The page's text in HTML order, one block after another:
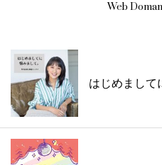
Web
はじめまして